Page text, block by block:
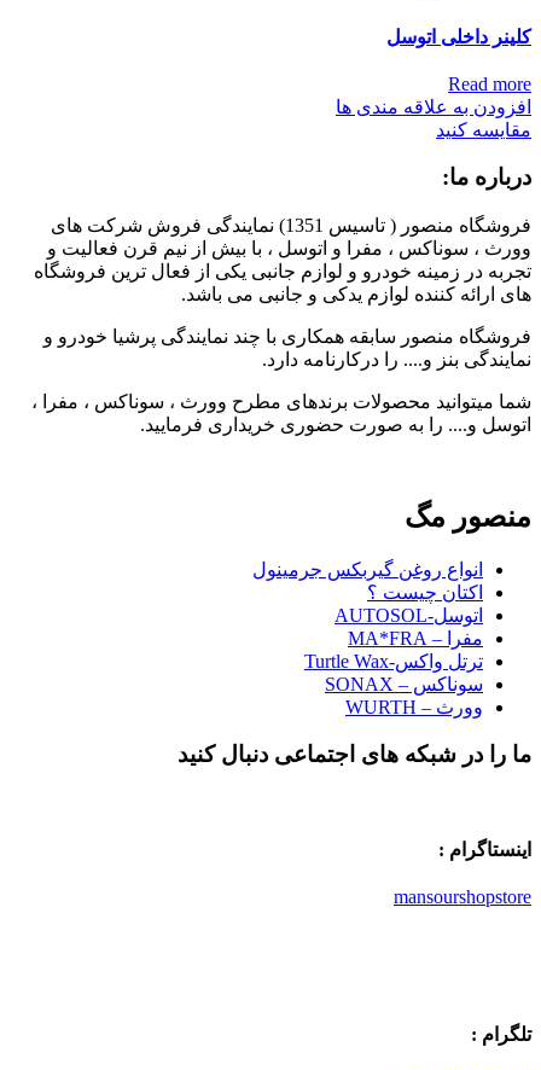
کلینر داخلی اتوسل
Read more
افزودن به علاقه مندی ها
مقایسه کنید
درباره ما:
فروشگاه منصور ( تاسیس 1351) نمایندگی فروش شرکت های
وورث ، سوناکس ، مفرا و اتوسل ، با بیش از نیم قرن فعالیت و
تجربه در زمینه خودرو و لوازم جانبی یکی از فعال ترین فروشگاه
های ارائه کننده لوازم یدکی و جانبی می باشد.
فروشگاه منصور سابقه همکاری با چند نمایندگی پرشیا خودرو و
نمایندگی بنز و.... را درکارنامه دارد.
شما میتوانید محصولات برندهای مطرح وورث ، سوناکس ، مفرا ،
اتوسل و.... را به صورت حضوری خریداری فرمایید.
منصور مگ
انواع روغن گیربکس جرمینول
اکتان چیست ؟
اتوسل-AUTOSOL
مفرا – MA*FRA
ترتل واکس-Turtle Wax
سوناکس – SONAX
وورث – WURTH
ما را در شبکه های اجتماعی دنبال کنید
اینستاگرام :
mansourshopstore
تلگرام :